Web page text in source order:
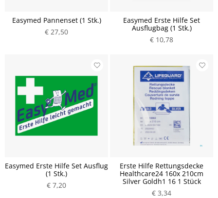
Easymed Pannenset (1 Stk.)
€ 27,50
Easymed Erste Hilfe Set
Ausflugbag (1 Stk.)
€ 10,78
Easymed Erste Hilfe Set Ausflug
(1 Stk.)
€ 7,20
Erste Hilfe Rettungsdecke
Healthcare24 160x 210cm
Silver Goldh1 16 1 Stück
€ 3,34